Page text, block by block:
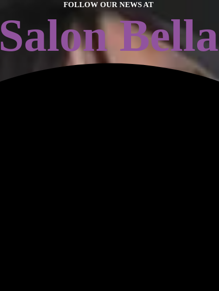
FOLLOW OUR NEWS AT
Salon Bella